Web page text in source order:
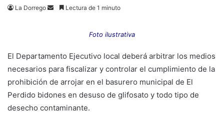
La Dorrego
SendLectura de 1 minuto
Foto ilustrativa
El Departamento Ejecutivo local deberá arbitrar los medios
necesarios para fiscalizar y controlar el cumplimiento de la
prohibición de arrojar en el basurero municipal de El
Perdido bidones en desuso de glifosato y todo tipo de
desecho contaminante.